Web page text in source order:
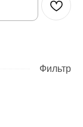
Фильтр